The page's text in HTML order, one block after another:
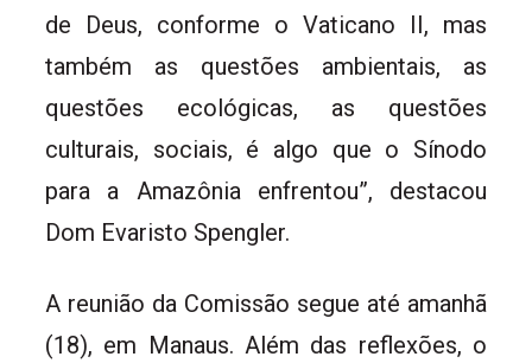
de Deus, conforme o Vaticano II, mas
também as questões ambientais, as
questões ecológicas, as questões
culturais, sociais, é algo que o Sínodo
para a Amazônia enfrentou”, destacou
Dom Evaristo Spengler.
A reunião da Comissão segue até amanhã
(18), em Manaus. Além das reflexões, o